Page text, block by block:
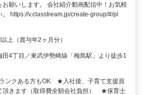
お願いします。 会社紹介動画配信中！お気軽
。 https://v.classtream.jp/create-group/#/pl
上（賞与年2ヶ月分）
田4丁目／東武伊勢崎線「梅島駅」より徒歩1
ンクある方もOK ★入社後、子育て支援員
頂きます（取得費全額会社負担） ★保育士